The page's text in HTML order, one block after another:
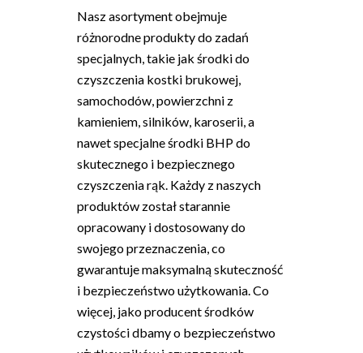
Nasz asortyment obejmuje
różnorodne produkty do zadań
specjalnych, takie jak środki do
czyszczenia kostki brukowej,
samochodów, powierzchni z
kamieniem, silników, karoserii, a
nawet specjalne środki BHP do
skutecznego i bezpiecznego
czyszczenia rąk. Każdy z naszych
produktów został starannie
opracowany i dostosowany do
swojego przeznaczenia, co
gwarantuje maksymalną skuteczność
i bezpieczeństwo użytkowania. Co
więcej, jako producent środków
czystości dbamy o bezpieczeństwo